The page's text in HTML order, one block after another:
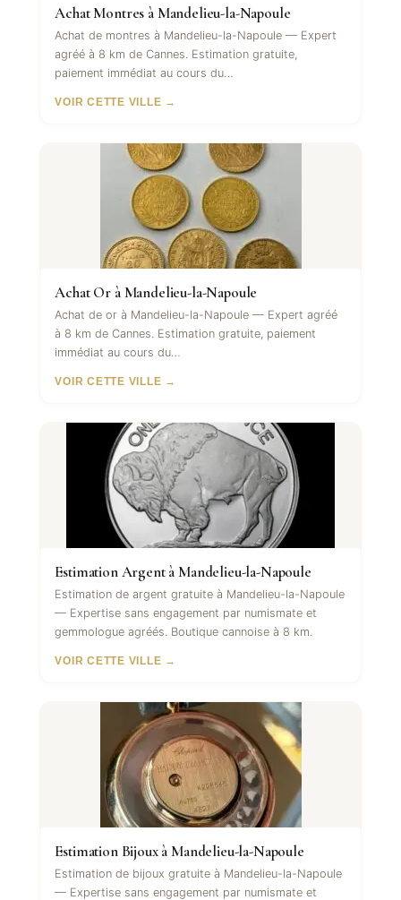
Achat Montres à Mandelieu-la-Napoule
Achat de montres à Mandelieu-la-Napoule — Expert
agréé à 8 km de Cannes. Estimation gratuite,
paiement immédiat au cours du…
VOIR CETTE VILLE →
Achat Or à Mandelieu-la-Napoule
Achat de or à Mandelieu-la-Napoule — Expert agréé
à 8 km de Cannes. Estimation gratuite, paiement
immédiat au cours du…
VOIR CETTE VILLE →
Estimation Argent à Mandelieu-la-Napoule
Estimation de argent gratuite à Mandelieu-la-Napoule
— Expertise sans engagement par numismate et
gemmologue agréés. Boutique cannoise à 8 km.
VOIR CETTE VILLE →
Estimation Bijoux à Mandelieu-la-Napoule
Estimation de bijoux gratuite à Mandelieu-la-Napoule
— Expertise sans engagement par numismate et